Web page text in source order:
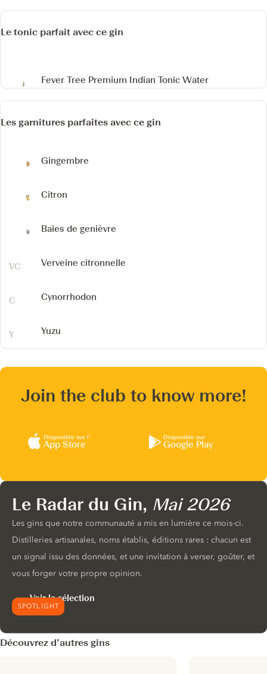
Le tonic parfait avec ce gin
Fever Tree Premium Indian Tonic Water
Les garnitures parfaites avec ce gin
Gingembre
Citron
Baies de genièvre
Verveine citronnelle
Cynorrhodon
Yuzu
Join the club to know more!
Disponible sur l’
App Store
Disponible sur
Google Play
SPOTLIGHT
Le Radar du Gin, Mai 2026
Les gins que notre communauté a mis en lumière ce mois-ci.
Distilleries artisanales, noms établis, éditions rares : chacun est
un signal issu des données, et une invitation à verser, goûter, et
vous forger votre propre opinion.
Voir la sélection
Découvrez d’autres gins